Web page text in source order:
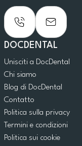
DOCDENTAL
Unisciti a DocDental
Chi siamo
Blog di DocDental
Contatto
Politica sulla privacy
Termini e condizioni
Politica sui cookie